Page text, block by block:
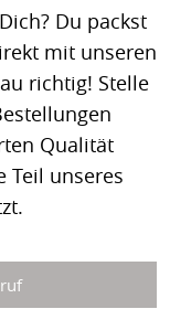
Du packst
mit unseren
richtig! Stelle
Qualität
Teil unseres